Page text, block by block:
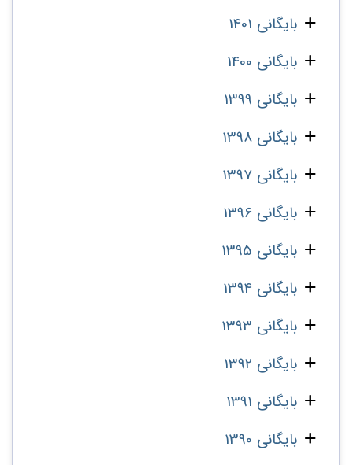
بایگانی 1401
بایگانی 1400
بایگانی 1399
بایگانی 1398
بایگانی 1397
بایگانی 1396
بایگانی 1395
بایگانی 1394
بایگانی 1393
بایگانی 1392
بایگانی 1391
بایگانی 1390